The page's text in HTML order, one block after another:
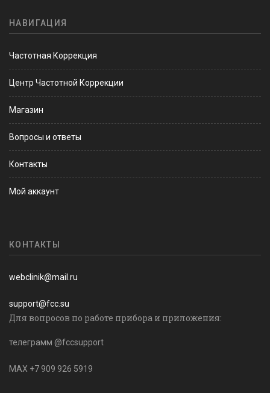
НАВИГАЦИЯ
Частотная Коррекция
Центр Частотной Коррекции
Магазин
Вопросы и ответы
Контакты
Мой аккаунт
КОНТАКТЫ
webclinik@mail.ru
support@fcc.su
Для вопросов по работе прибора и приложения:
телеграмм @fccsupport
MAX +7 909 926 5919